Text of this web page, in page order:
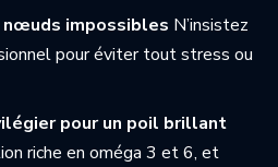
impossibles N’insistez
pour éviter tout stress ou
pour un poil brillant
riche en oméga 3 et 6, et